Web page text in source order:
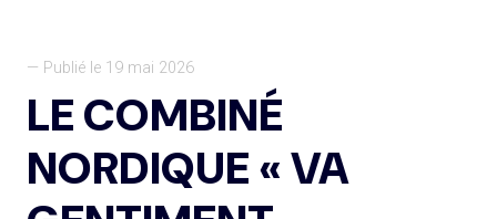
— Publié le 19 mai 2026
LE COMBINÉ
NORDIQUE « VA